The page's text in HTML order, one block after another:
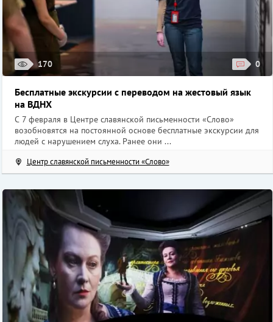
170 0
Бесплатные экскурсии с переводом на жестовый язык
на ВДНХ
С 7 февраля в Центре славянской письменности «Слово»
возобновятся на постоянной основе бесплатные экскурсии для
людей с нарушением слуха. Ранее они ...
Центр славянской письменности «Слово»